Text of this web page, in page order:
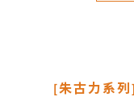
[朱古力系列]